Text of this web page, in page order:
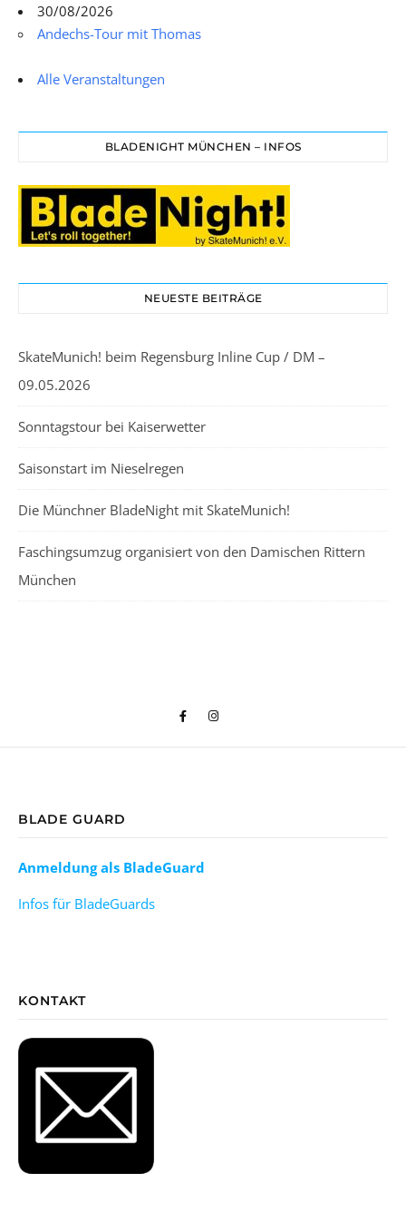
30/08/2026
Andechs-Tour mit Thomas
Alle Veranstaltungen
BLADENIGHT MÜNCHEN – INFOS
NEUESTE BEITRÄGE
SkateMunich! beim Regensburg Inline Cup / DM –
09.05.2026
Sonntagstour bei Kaiserwetter
Saisonstart im Nieselregen
Die Münchner BladeNight mit SkateMunich!
Faschingsumzug organisiert von den Damischen Rittern
München
BLADE GUARD
Anmeldung als BladeGuard
Infos für BladeGuards
KONTAKT